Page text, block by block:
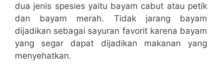
dua jenis spesies yaitu bayam cabut atau petik
dan bayam merah. Tidak jarang bayam
dijadikan sebagai sayuran favorit karena bayam
yang segar dapat dijadikan makanan yang
menyehatkan.